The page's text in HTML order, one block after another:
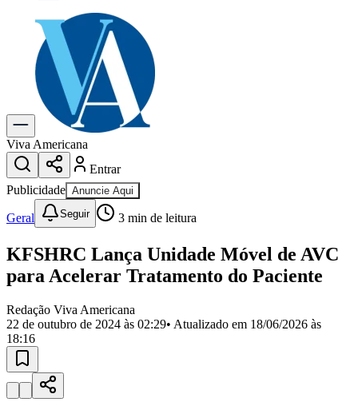
Explore Tudo
Últimas Notícias
Previsão do Tempo
Dia a Dia & Lazer
Gastronomia
Cinema & Shows
Para Sua Empresa
Anuncie no Portal
Cadastrar Empresa
Divulgar VagasNovo
Publicidade Legal
Eleições
Segurança
Saúde
Meio Ambiente
Obras
Bairros de Americana
CentroJardim Girassol
Namorados
Viva Americana
Entrar
Publicidade Anuncie Aqui
Geral Seguir 3 min de leitura
KFSHRC Lança Unidade Móvel de AVC
para Acelerar Tratamento do Paciente
Redação Viva Americana
22 de outubro de 2024 às 02:29• Atualizado em 18/06/2026 às
18:16